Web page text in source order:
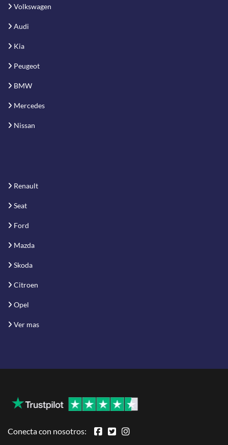
Volkswagen
Audi
Kia
Peugeot
BMW
Mercedes
Nissan
Renault
Seat
Ford
Mazda
Skoda
Citroen
Opel
Ver mas
Conecta con nosotros: